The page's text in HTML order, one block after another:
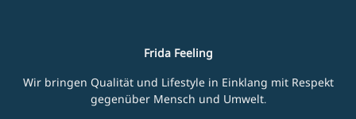
Frida Feeling
Wir bringen Qualität und Lifestyle in Einklang mit Respekt
gegenüber Mensch und Umwelt.